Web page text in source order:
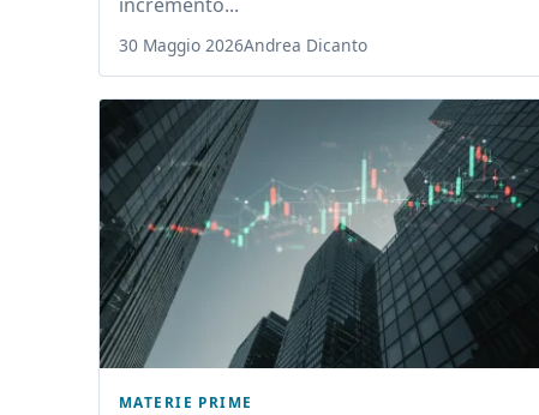
incremento...
30 Maggio 2026Andrea Dicanto
MATERIE PRIME